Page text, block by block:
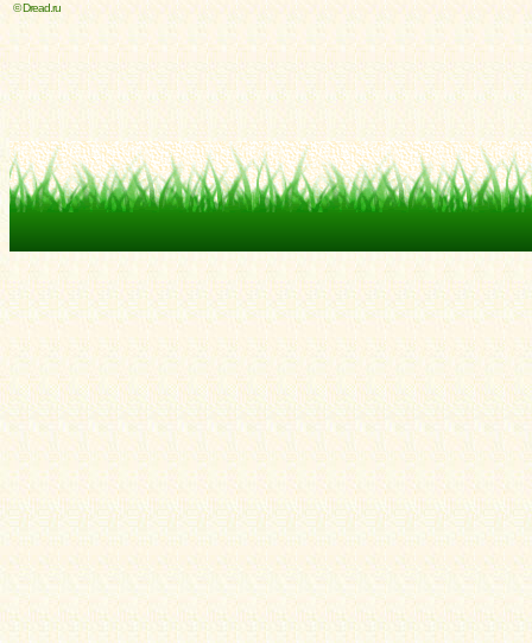
© Dread.ru